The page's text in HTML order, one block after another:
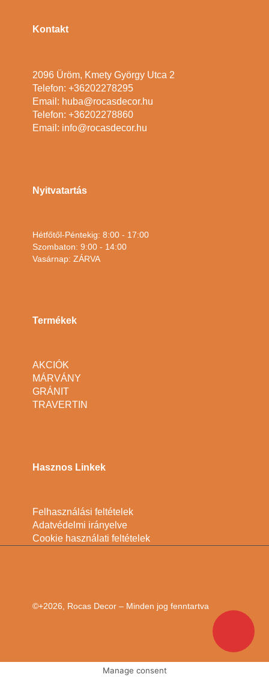
Kontakt
2096 Üröm, Kmety György Utca 2
Telefon: +36202278295
Email: huba@rocasdecor.hu
Telefon: +36202278860
Email: info@rocasdecor.hu
Nyitvatartás
Hétfőtől-Péntekig: 8:00 - 17:00
Szombaton: 9:00 - 14:00
Vasárnap: ZÁRVA
Termékek
AKCIÓK
MÁRVÁNY
GRÁNIT
TRAVERTIN
Hasznos Linkek
Felhasználási feltételek
Adatvédelmi irányelve
Cookie használati feltételek
©+2026, Rocas Decor – Minden jog fenntartva
Manage consent